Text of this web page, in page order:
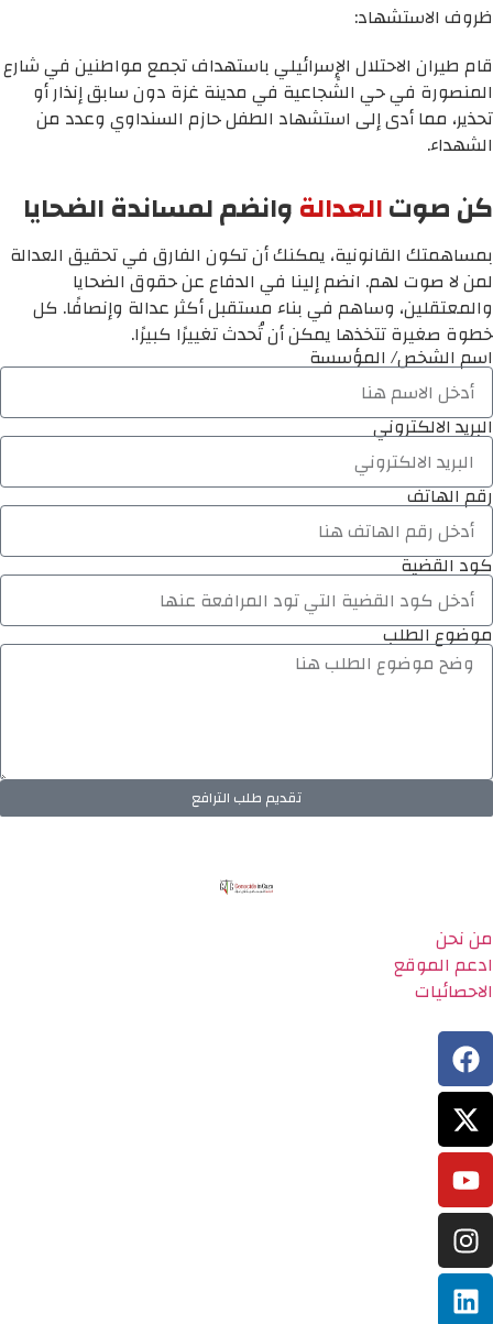
ظروف الاستشهاد:
قام طيران الاحتلال الإٍسرائيلي باستهداف تجمع مواطنين في شارع
المنصورة في حي الشجاعية في مدينة غزة دون سابق إنذار أو
تحذير، مما أدى إلى استشهاد الطفل حازم السنداوي وعدد من
الشهداء.
كن صوتالعدالةوانضم لمساندة الضحايا
بمساهمتك القانونية، يمكنك أن تكون الفارق في تحقيق العدالة
لمن لا صوت لهم. انضم إلينا في الدفاع عن حقوق الضحايا
والمعتقلين، وساهم في بناء مستقبل أكثر عدالة وإنصافًا. كل
خطوة صغيرة تتخذها يمكن أن تُحدث تغييرًا كبيرًا.
اسم الشخص/ المؤسسة
البريد الالكتروني
رقم الهاتف
كود القضية
موضوع الطلب
تقديم طلب الترافع
من نحن
ادعم الموقع
الاحصائيات